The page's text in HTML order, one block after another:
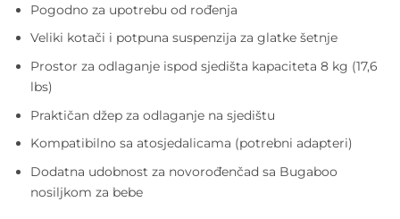
Pogodno za upotrebu od rođenja
Veliki kotači i potpuna suspenzija za glatke šetnje
Prostor za odlaganje ispod sjedišta kapaciteta 8 kg (17,6
lbs)
Praktičan džep za odlaganje na sjedištu
Kompatibilno sa atosjedalicama (potrebni adapteri)
Dodatna udobnost za novorođenčad sa Bugaboo
nosiljkom za bebe